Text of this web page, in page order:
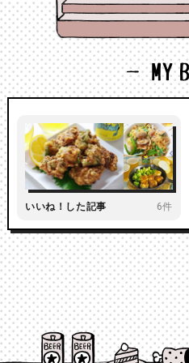
いいね！した記事 6件